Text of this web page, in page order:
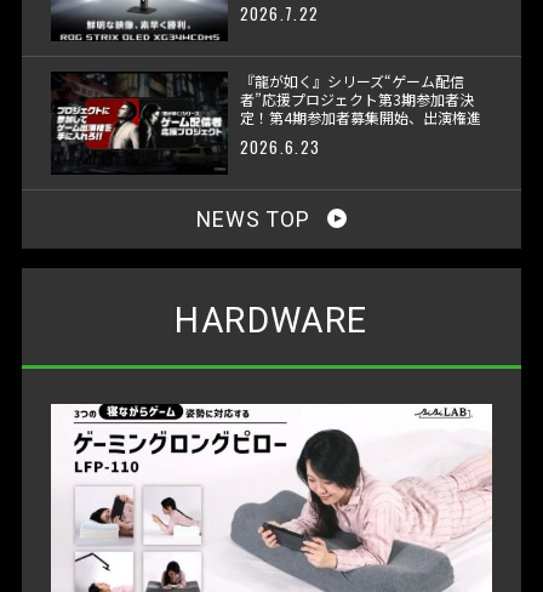
2026.7.22
『龍が如く』シリーズ“ゲーム配信
者”応援プロジェクト第3期参加者決
定！第4期参加者募集開始、出演権進
2026.6.23
NEWS TOP
HARDWARE